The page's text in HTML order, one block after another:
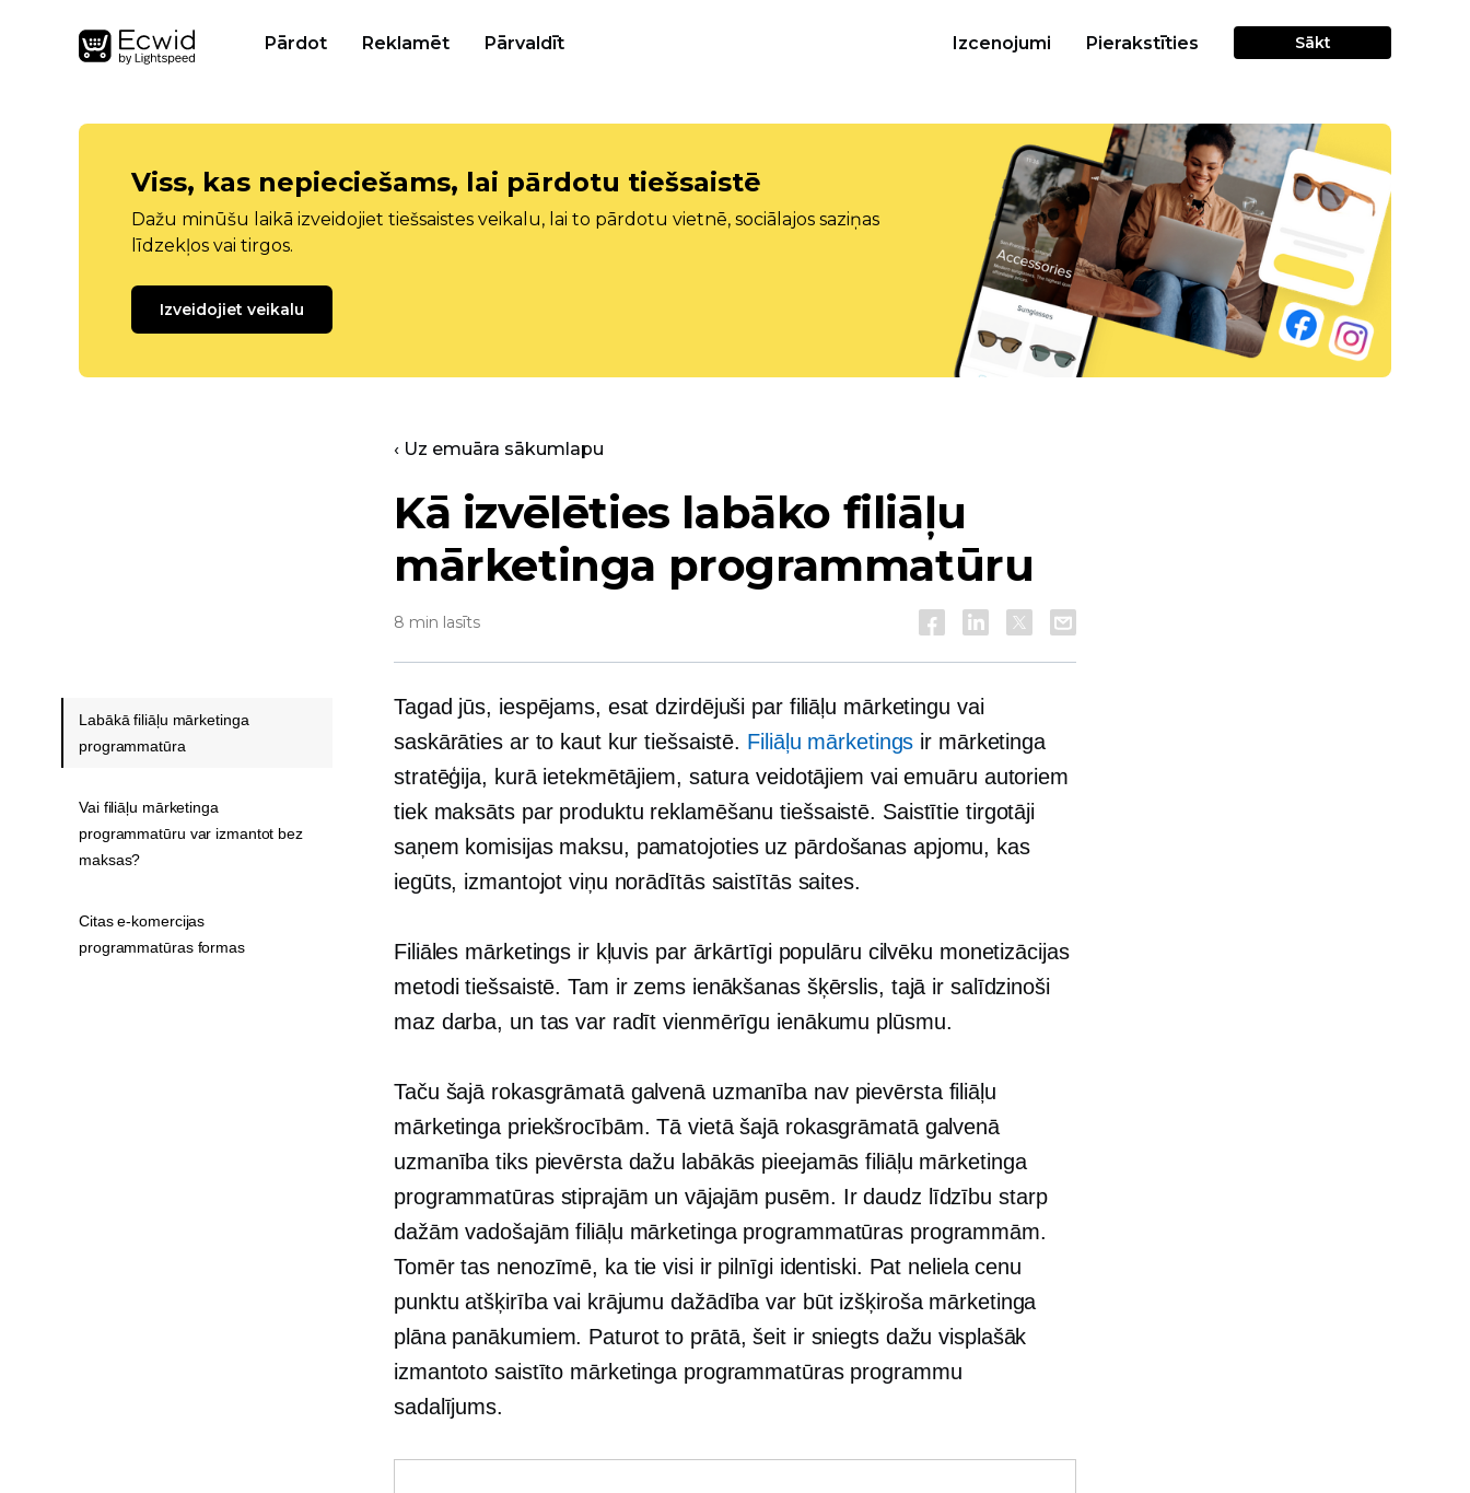
Pārdot Reklamēt Pārvaldīt Izcenojumi Pierakstīties Sākt
Viss, kas nepieciešams, lai pārdotu tiešsaistē
Dažu minūšu laikā izveidojiet tiešsaistes veikalu, lai to pārdotu vietnē, sociālajos saziņas
līdzekļos vai tirgos.
Izveidojiet veikalu
‹ Uz emuāra sākumlapu
Kā izvēlēties labāko filiāļu
mārketinga programmatūru
8 min lasīts
Tagad jūs, iespējams, esat dzirdējuši par filiāļu mārketingu vai
saskārāties ar to kaut kur tiešsaistē. Filiāļu mārketings ir mārketinga
stratēģija, kurā ietekmētājiem, satura veidotājiem vai emuāru autoriem
tiek maksāts par produktu reklamēšanu tiešsaistē. Saistītie tirgotāji
saņem komisijas maksu, pamatojoties uz pārdošanas apjomu, kas
iegūts, izmantojot viņu norādītās saistītās saites.
Filiāles mārketings ir kļuvis par ārkārtīgi populāru cilvēku monetizācijas
metodi tiešsaistē. Tam ir zems ienākšanas šķērslis, tajā ir salīdzinoši
maz darba, un tas var radīt vienmērīgu ienākumu plūsmu.
Taču šajā rokasgrāmatā galvenā uzmanība nav pievērsta filiāļu
mārketinga priekšrocībām. Tā vietā šajā rokasgrāmatā galvenā
uzmanība tiks pievērsta dažu labākās pieejamās filiāļu mārketinga
programmatūras stiprajām un vājajām pusēm. Ir daudz līdzību starp
dažām vadošajām filiāļu mārketinga programmatūras programmām.
Tomēr tas nenozīmē, ka tie visi ir pilnīgi identiski. Pat neliela cenu
punktu atšķirība vai krājumu dažādība var būt izšķiroša mārketinga
plāna panākumiem. Paturot to prātā, šeit ir sniegts dažu visplašāk
izmantoto saistīto mārketinga programmatūras programmu
sadalījums.
Labākā filiāļu mārketinga
programmatūra
Vai filiāļu mārketinga
programmatūru var izmantot bez
maksas?
Citas e-komercijas
programmatūras formas